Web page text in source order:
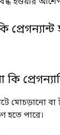
প্রেগন্যান্ট
মোচড়ানো বা
হতে পারে।